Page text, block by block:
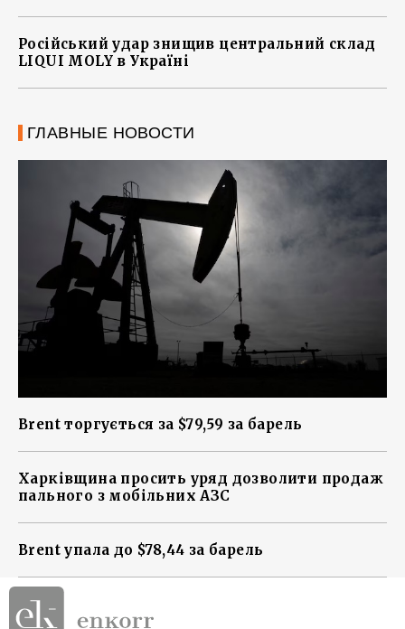
Російський удар знищив центральний склад
LIQUI MOLY в Україні
ГЛАВНЫЕ НОВОСТИ
Brent торгується за $79,59 за барель
Харківщина просить уряд дозволити продаж
пального з мобільних АЗС
Brent упала до $78,44 за барель